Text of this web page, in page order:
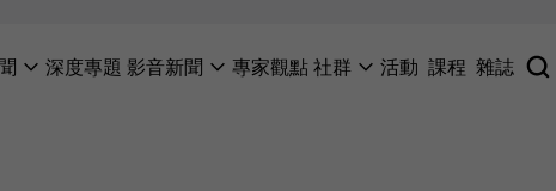
深度專題 影音新聞 專家觀點社群 活動 課程 雜誌